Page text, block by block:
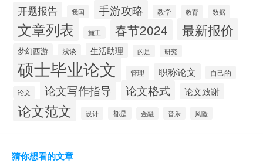
开题报告 我国 手游攻略 教学 教育 数据
文章列表 施工 春节2024 最新报价
梦幻西游 浅谈 生活助理 的是 研究
硕士毕业论文 管理 职称论文 自己的
论文 论文写作指导 论文格式 论文致谢
论文范文 设计 都是 金融 音乐 风险
猜你想看的文章